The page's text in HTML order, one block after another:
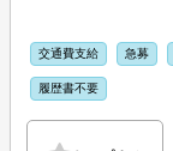
交通費支給 急募
履歴書不要